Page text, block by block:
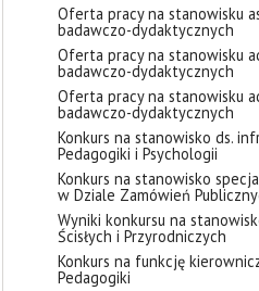
Oferta pracy na stanowisku
badawczo-dydaktycznych
Oferta pracy na stanowisku
badawczo-dydaktycznych
Oferta pracy na stanowisku
badawczo-dydaktycznych
Konkurs na stanowisko ds.
Pedagogiki i Psychologii
Konkurs na stanowisko
w Dziale Zamówień
Wyniki konkursu na
Ścisłych i Przyrodniczych
Konkurs na funkcję
Pedagogiki